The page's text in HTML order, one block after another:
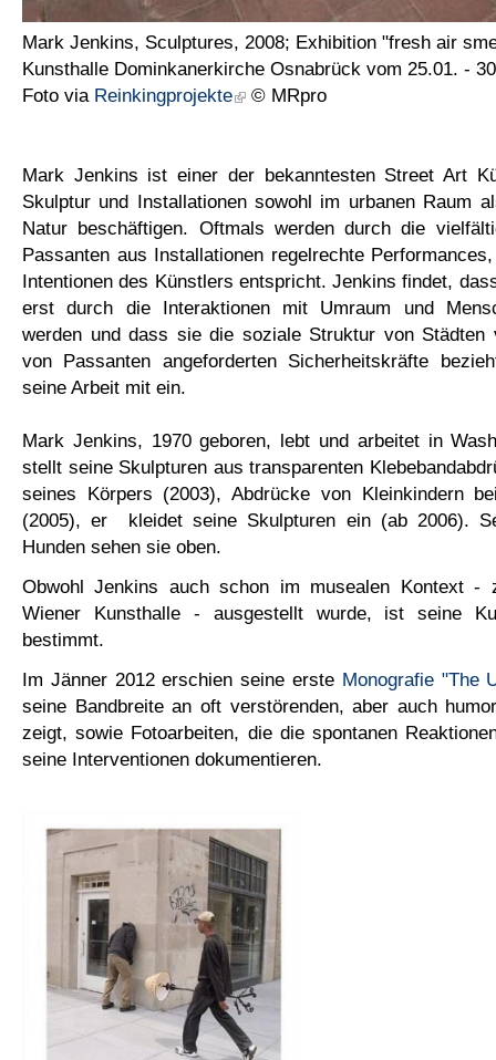
Mark Jenkins, Sculptures, 2008; Exhibition "fresh air
Kunsthalle Dominkanerkirche Osnabrück vom 25.01. -
Foto via Reinkingprojekte © MRpro
Mark Jenkins ist einer der bekanntesten Street Art
Skulptur und Installationen sowohl im urbanen Raum
Natur beschäftigen. Oftmals werden durch die
Passanten aus Installationen regelrechte
Intentionen des Künstlers entspricht. Jenkins findet,
erst durch die Interaktionen mit Umraum und
werden und dass sie die soziale Struktur von Städten
von Passanten angeforderten Sicherheitskräfte
seine Arbeit mit ein.
Mark Jenkins, 1970 geboren, lebt und arbeitet in
stellt seine Skulpturen aus transparenten
seines Körpers (2003), Abdrücke von Kleinkindern
(2005), er kleidet seine Skulpturen ein (ab 2006).
Hunden sehen sie oben.
Obwohl Jenkins auch schon im musealen Kontext -
Wiener Kunsthalle - ausgestellt wurde, ist seine
bestimmt.
Im Jänner 2012 erschien seine erste Monografie "The
seine Bandbreite an oft verstörenden, aber auch
zeigt, sowie Fotoarbeiten, die die spontanen
seine Interventionen dokumentieren.